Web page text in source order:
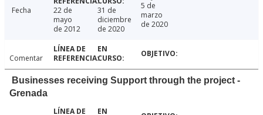
Fecha
22 de
mayo
de 2012
31 de
diciembre
de 2020
5 de
marzo
de 2020
Comentar
Businesses receiving Support through the project -
Grenada